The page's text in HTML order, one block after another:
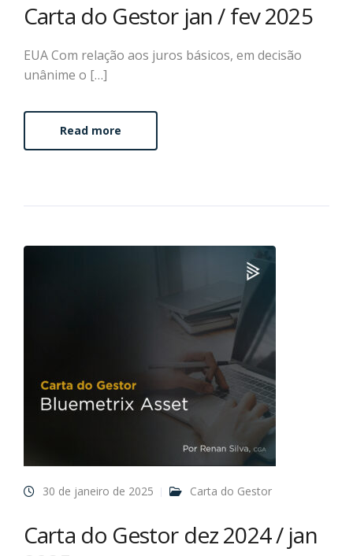
Carta do Gestor jan / fev 2025
EUA Com relação aos juros básicos, em decisão
unânime o […]
Read more
30 de janeiro de 2025 Carta do Gestor
Carta do Gestor dez 2024 / jan